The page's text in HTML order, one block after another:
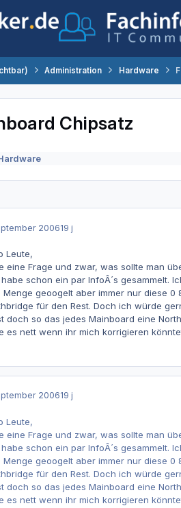
Administration Hardware
Chipsatz
200619 j
Leute,
eine Frage und zwar, was sollte man
schon ein par InfoÂ´s gesammelt.
Menge geoogelt aber immer nur diese 0
für den Rest. Doch ich würde
doch so das jedes Mainboard eine
es nett wenn ihr mich korrigieren
200619 j
Leute,
eine Frage und zwar, was sollte man
schon ein par InfoÂ´s gesammelt.
Menge geoogelt aber immer nur diese 0
für den Rest. Doch ich würde
doch so das jedes Mainboard eine
es nett wenn ihr mich korrigieren